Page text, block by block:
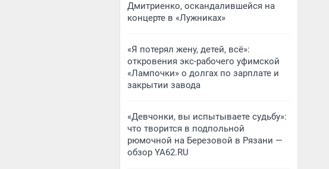
Дмитриенко, оскандалившейся на
концерте в «Лужниках»
«Я потерял жену, детей, всё»:
откровения экс-рабочего уфимской
«Лампочки» о долгах по зарплате и
закрытии завода
«Девчонки, вы испытываете судьбу»:
что творится в подпольной
рюмочной на Березовой в Рязани —
обзор YA62.RU